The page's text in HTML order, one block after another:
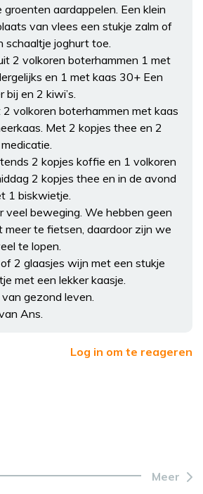
aardappelen. Een klein
van vlees een stukje zalm of
schaaltje joghurt toe.
2 volkoren boterhammen 1 met
en 1 met kaas 30+ Een
en 2 kiwi’s.
volkoren boterhammen met kaas
Met 2 kopjes thee en 2
2 kopjes koffie en 1 volkoren
2 kopjes thee en in de avond
1 biskwietje.
veel beweging. We hebben geen
meer te fietsen, daardoor zijn we
te lopen.
2 glaasjes wijn met een stukje
met een lekker kaasje.
gezond leven.
Ans.
Log in om te reageren
Meer